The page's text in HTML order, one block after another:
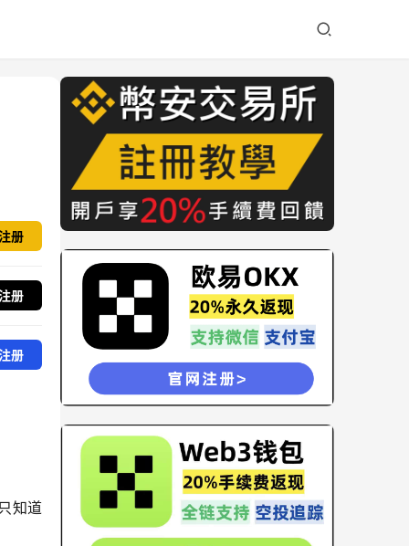
册
册
册
知道